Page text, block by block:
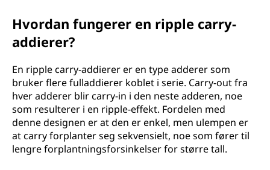
Hvordan fungerer en ripple carry-
addierer?
En ripple carry-addierer er en type adderer som
bruker flere fulladdierer koblet i serie. Carry-out fra
hver adderer blir carry-in i den neste adderen, noe
som resulterer i en ripple-effekt. Fordelen med
denne designen er at den er enkel, men ulempen er
at carry forplanter seg sekvensielt, noe som fører til
lengre forplantningsforsinkelser for større tall.